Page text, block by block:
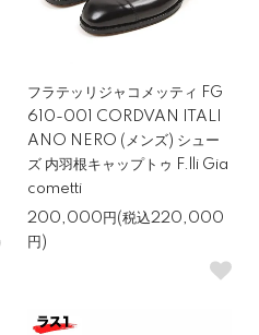
フラテッリジャコメッティ FG
610-001 CORDVAN ITALI
ANO NERO (メンズ) シュー
ズ 内羽根キャップトゥ F.lli Gia
cometti
200,000円(税込220,000
円)